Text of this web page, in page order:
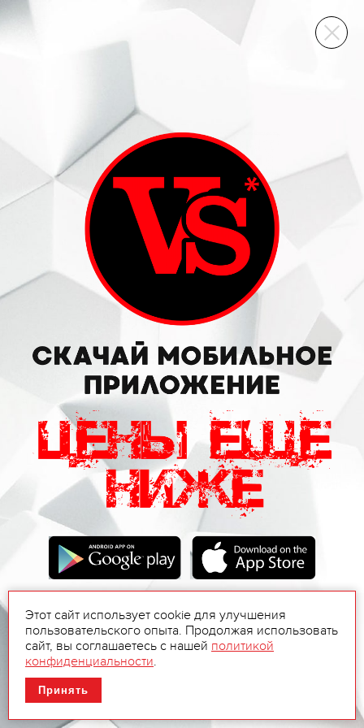
ВИННЫЙ СКЛАД
Этот сайт использует cookie для улучшения
пользовательского опыта. Продолжая использовать
сайт, вы соглашаетесь с нашей политикой
конфиденциальности.
Принять